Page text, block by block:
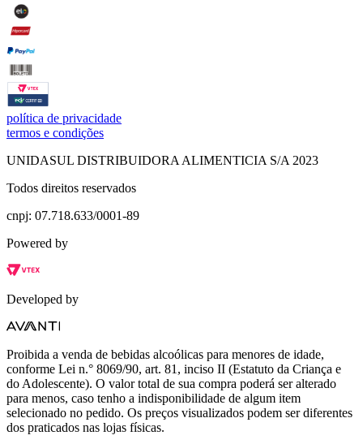
política de privacidade
termos e condições
UNIDASUL DISTRIBUIDORA ALIMENTICIA S/A 2023
Todos direitos reservados
cnpj: 07.718.633/0001-89
Powered by
Developed by
Proibida a venda de bebidas alcoólicas para menores de idade,
conforme Lei n.° 8069/90, art. 81, inciso II (Estatuto da Criança e
do Adolescente). O valor total de sua compra poderá ser alterado
para menos, caso tenho a indisponibilidade de algum item
selecionado no pedido. Os preços visualizados podem ser diferentes
dos praticados nas lojas físicas.